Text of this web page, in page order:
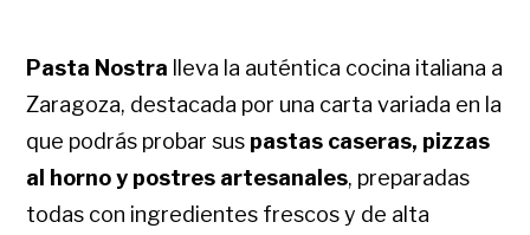
Pasta Nostra lleva la auténtica cocina italiana a
Zaragoza, destacada por una carta variada en la
que podrás probar sus pastas caseras, pizzas
al horno y postres artesanales, preparadas
todas con ingredientes frescos y de alta